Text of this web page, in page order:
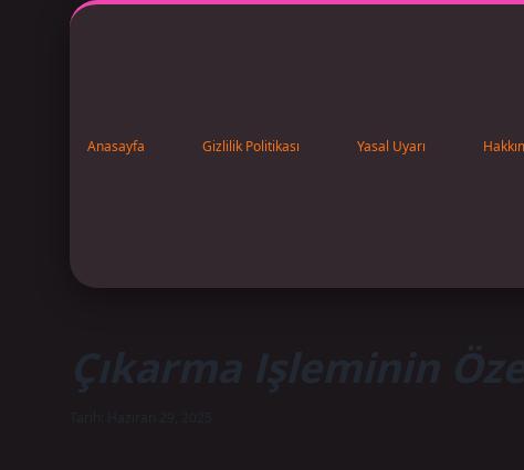
Anasayfa Gizlilik Politikası Yasal Uyarı
Çıkarma Işleminin